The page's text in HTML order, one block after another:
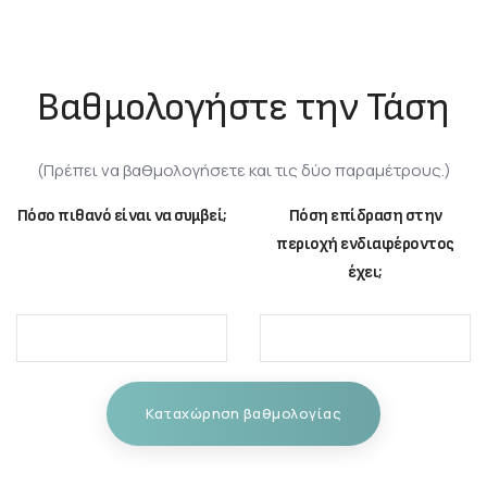
Βαθμολογήστε την Τάση
(Πρέπει να βαθμολογήσετε και τις δύο παραμέτρους.)
Πόσο πιθανό είναι να συμβεί;
Πόση επίδραση στην
περιοχή ενδιαφέροντος
έχει;
Καταχώρηση βαθμολογίας